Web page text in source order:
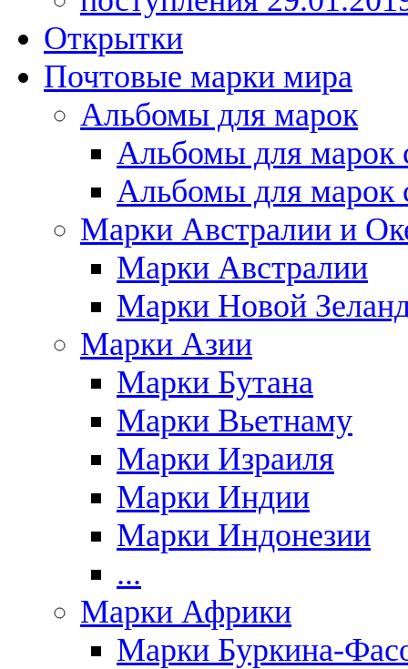
Открытки
Почтовые марки мира
Альбомы для марок
Альбомы для марок
Альбомы для марок
Марки Австралии и
Марки Австралии
Марки Новой
Марки Азии
Марки Бутана
Марки Вьетнаму
Марки Израиля
Марки Индии
Марки Индонезии
...
Марки Африки
Марки Буркина-